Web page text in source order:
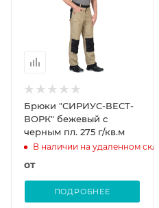
Брюки "СИРИУС-ВЕСТ-
ВОРК" бежевый с
черным пл. 275 г/кв.м
В наличии на удаленном
от
ПОДРОБНЕЕ